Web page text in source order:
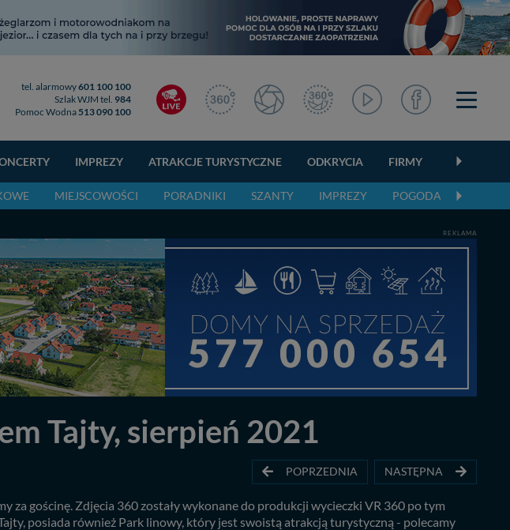
tel. alarmowy601 100 100
Szlak WJM tel. 984
Pomoc Wodna 513 090 100
IMPREZY ATRAKCJE TURYSTYCZNE ODKRYCIA FIRMY
MIEJSCOWOŚCI PORADNIKI SZANTY IMPREZY POGODA
REKLAMA
Tajty, sierpień 2021
POPRZEDNIA NASTĘPNA
za gościnę. Zdjęcia 360 zostały wykonane do produkcji wycieczki VR 360 po tym
posiada również Park linowy, który jest swoistą atrakcją turystyczną - polecamy